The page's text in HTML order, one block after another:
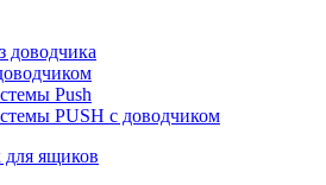
доводчика
Push
PUSH с доводчиком
ящиков